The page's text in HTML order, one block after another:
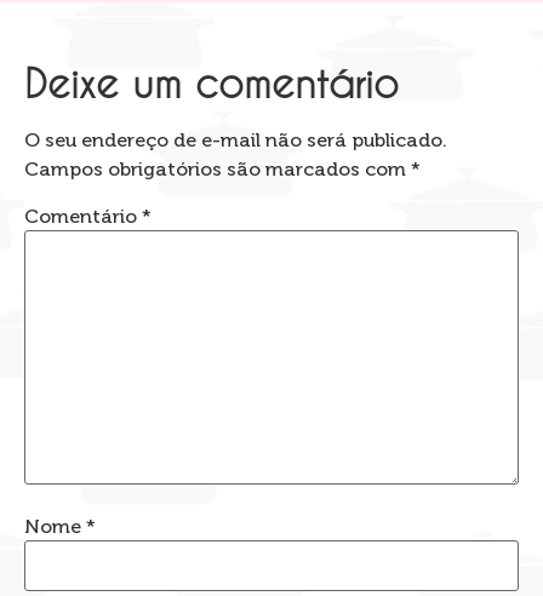
Deixe um comentário
O seu endereço de e-mail não será publicado.
Campos obrigatórios são marcados com *
Comentário *
Nome *